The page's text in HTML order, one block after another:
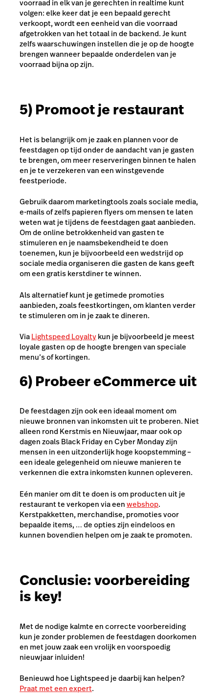
voorraad in elk van je gerechten in realtime kunt
volgen: elke keer dat je een bepaald gerecht
verkoopt, wordt een eenheid van die voorraad
afgetrokken van het totaal in de backend. Je kunt
zelfs waarschuwingen instellen die je op de hoogte
brengen wanneer bepaalde onderdelen van je
voorraad bijna op zijn.
5) Promoot je restaurant
Het is belangrijk om je zaak en plannen voor de
feestdagen op tijd onder de aandacht van je gasten
te brengen, om meer reserveringen binnen te halen
en je te verzekeren van een winstgevende
feestperiode.
Gebruik daarom marketingtools zoals sociale media,
e-mails of zelfs papieren flyers om mensen te laten
weten wat je tijdens de feestdagen gaat aanbieden.
Om de online betrokkenheid van gasten te
stimuleren en je naamsbekendheid te doen
toenemen, kun je bijvoorbeeld een wedstrijd op
sociale media organiseren die gasten de kans geeft
om een gratis kerstdiner te winnen.
Als alternatief kunt je getimede promoties
aanbieden, zoals feestkortingen, om klanten verder
te stimuleren om in je zaak te dineren.
ViaLightspeed Loyaltykun je bijvoorbeeld je meest
loyale gasten op de hoogte brengen van speciale
menu’s of kortingen.
6) Probeer eCommerce uit
De feestdagen zijn ook een ideaal moment om
nieuwe bronnen van inkomsten uit te proberen. Niet
alleen rond Kerstmis en Nieuwjaar, maar ook op
dagen zoals Black Friday en Cyber Monday zijn
mensen in een uitzonderlijk hoge koopstemming –
een ideale gelegenheid om nieuwe manieren te
verkennen die extra inkomsten kunnen opleveren.
Eén manier om dit te doen is om producten uit je
restaurant te verkopen via eenwebshop.
Kerstpakketten, merchandise, promoties voor
bepaalde items, … de opties zijn eindeloos en
kunnen bovendien helpen om je zaak te promoten.
Conclusie: voorbereiding
is key!
Met de nodige kalmte en correcte voorbereiding
kun je zonder problemen de feestdagen doorkomen
en met jouw zaak een vrolijk en voorspoedig
nieuwjaar inluiden!
Benieuwd hoe Lightspeed je daarbij kan helpen?
Praat met een expert.